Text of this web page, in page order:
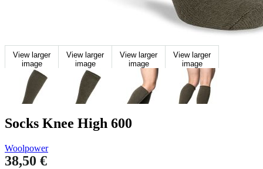
View larger
image
View larger
image
View larger
image
View larger
image
Socks Knee High 600
Woolpower
38,50 €